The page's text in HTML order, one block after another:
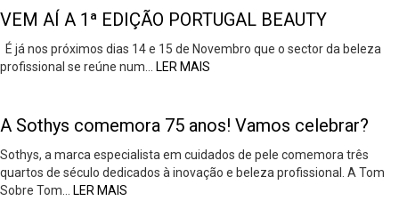
VEM AÍ A 1ª EDIÇÃO PORTUGAL BEAUTY
É já nos próximos dias 14 e 15 de Novembro que o sector da beleza
profissional se reúne num…
LER MAIS
A Sothys comemora 75 anos! Vamos celebrar?
Sothys, a marca especialista em cuidados de pele comemora três
quartos de século dedicados à inovação e beleza profissional. A Tom
Sobre Tom…
LER MAIS